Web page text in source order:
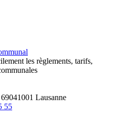
les règlements, tarifs,
69041001 Lausanne
55